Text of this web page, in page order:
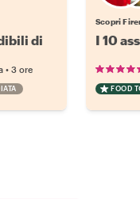
di
• 3 ore
Scopri
I 10
FOOD